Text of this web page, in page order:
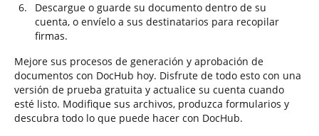
Descargue o guarde su documento dentro de su
cuenta, o envíelo a sus destinatarios para recopilar
firmas.
Mejore sus procesos de generación y aprobación de
documentos con DocHub hoy. Disfrute de todo esto con una
versión de prueba gratuita y actualice su cuenta cuando
esté listo. Modifique sus archivos, produzca formularios y
descubra todo lo que puede hacer con DocHub.